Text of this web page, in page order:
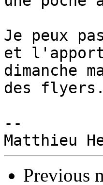
Je peux
et
dimanche
des flyers.
--
Previous